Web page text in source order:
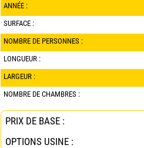
ANNÉE :
SURFACE :
NOMBRE DE PERSONNES :
LONGUEUR :
LARGEUR :
NOMBRE DE CHAMBRES :
PRIX DE BASE :
OPTIONS USINE :